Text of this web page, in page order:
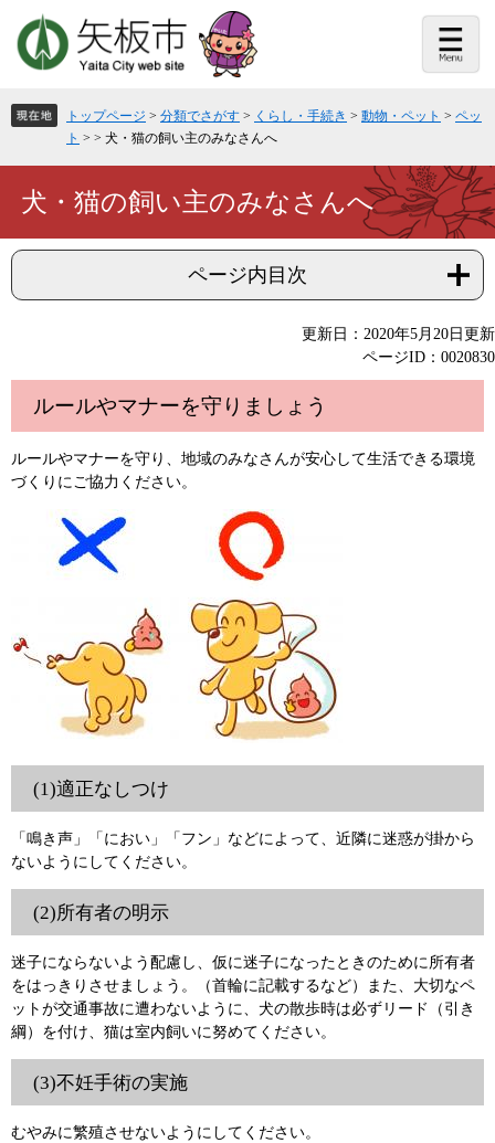
頭
で
飛
ば
て
トップページ > 分類でさがす > くらし・手続き > 動物・ペット > ペッ
ト > > 犬・猫の飼い主のみなさんへ
犬・猫の飼い主のみなさんへ
ページ内目次
更新日：2020年5月20日更新
ページID：0020830
ルールやマナーを守りましょう
ルールやマナーを守り、地域のみなさんが安心して生活できる環境
づくりにご協力ください。
(1)適正なしつけ
「鳴き声」「におい」「フン」などによって、近隣に迷惑が掛から
ないようにしてください。
(2)所有者の明示
迷子にならないよう配慮し、仮に迷子になったときのために所有者
をはっきりさせましょう。（首輪に記載するなど）また、大切なペ
ットが交通事故に遭わないように、犬の散歩時は必ずリード（引き
綱）を付け、猫は室内飼いに努めてください。
(3)不妊手術の実施
むやみに繁殖させないようにしてください。